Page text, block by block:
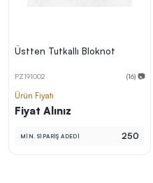
2
kolayca
Üstten Tutkallı Bloknot
PZ191002 (16) 📷
Ürün Fiyatı
Fiyat Alınız
MİN. SİPARİŞ ADEDİ 250